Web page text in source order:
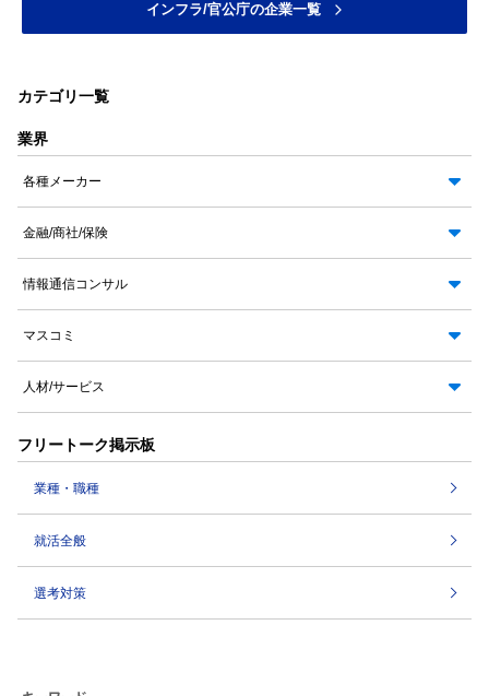
インフラ/官公庁の企業一覧
カテゴリ一覧
業界
各種メーカー
金融/商社/保険
情報通信コンサル
マスコミ
人材/サービス
フリートーク掲示板
業種・職種
就活全般
選考対策